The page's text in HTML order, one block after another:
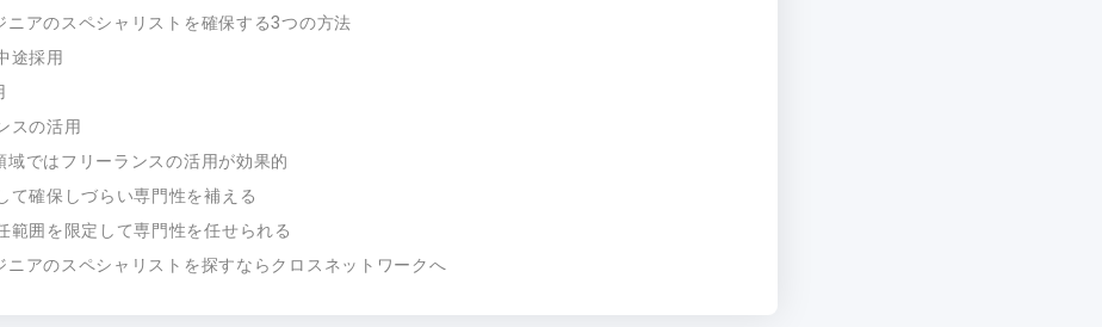
ニアのスペシャリストを確保する3つの方法
途採用
スの活用
域ではフリーランスの活用が効果的
て確保しづらい専門性を補える
範囲を限定して専門性を任せられる
ニアのスペシャリストを探すならクロスネットワークへ